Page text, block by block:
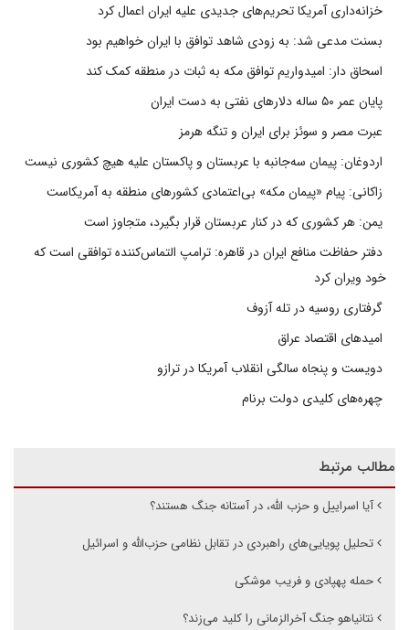
خزانه‌داری آمریکا تحریم‌های جدیدی علیه ایران اعمال کرد
بسنت مدعی شد: به زودی شاهد توافق با ایران خواهیم بود
اسحاق دار: امیدواریم توافق مکه به ثبات در منطقه کمک کند
پایان عمر ۵۰ ساله دلارهای نفتی به دست ایران
عبرت مصر و سوئز برای ایران و تنگه هرمز
اردوغان: پیمان سه‌جانبه با عربستان و پاکستان علیه هیچ کشوری نیست
زاکانی: پیام «پیمان مکه» بی‌اعتمادی کشورهای منطقه به آمریکاست
یمن: هر کشوری که در کنار عربستان قرار بگیرد، متجاوز است
دفتر حفاظت منافع ایران در قاهره: ترامپ التماس‌کننده توافقی است که
خود ویران کرد
گرفتاری روسیه در تله آزوف
امیدهای اقتصاد عراق
دویست و پنجاه سالگی انقلاب آمریکا در ترازو
چهره‌های کلیدی دولت برنام
مطالب مرتبط
آیا اسراییل و حزب الله، در آستانه جنگ هستند؟
تحلیل پویایی‌های راهبردی در تقابل نظامی حزب‌الله و اسرائیل
حمله پهپادی و فریب موشکی
نتانیاهو جنگ آخرالزمانی را کلید می‌زند؟